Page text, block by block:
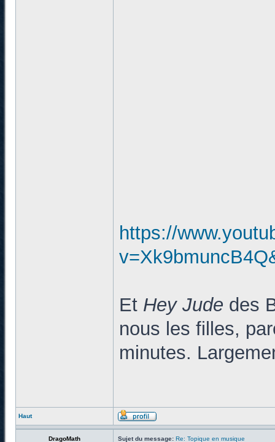
https://
Et Hey Jude des
nous les filles,
minutes.
Haut
DragoMath Sujet du message: Re: Topique en musique